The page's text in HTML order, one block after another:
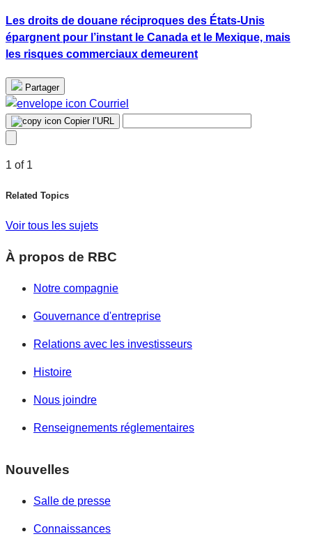
Les droits de douane réciproques des États-Unis
épargnent pour l’instant le Canada et le Mexique, mais
les risques commerciaux demeurent
Partager
Courriel
Copier l’URL
1 of 1
Related Topics
Voir tous les sujets
À propos de RBC
Notre compagnie
Gouvernance d'entreprise
Relations avec les investisseurs
Histoire
Nous joindre
Renseignements réglementaires
Nouvelles
Salle de presse
Connaissances